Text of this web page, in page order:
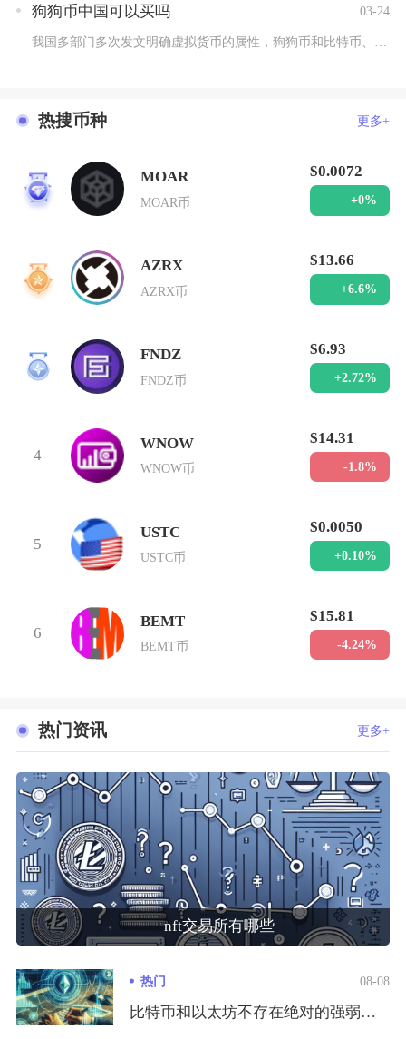
狗狗币中国可以买吗 03-24
热搜币种 更多+
1
MOAR
MOAR币
$0.0072
+0%
2
AZRX
AZRX币
$13.66
+6.6%
3
FNDZ
FNDZ币
$6.93
+2.72%
4
WNOW
WNOW币
$14.31
-1.8%
5
USTC
USTC币
$0.0050
+0.10%
6
BEMT
BEMT币
$15.81
-4.24%
热门资讯 更多+
nft交易所有哪些
热门 08-08
比特币和以太坊不存在绝对的强弱胜负，二者优势体现在不同维度，...